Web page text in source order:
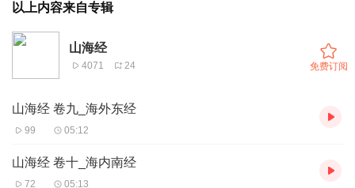
以上内容来自专辑
山海经
4071 24 免费订阅
山海经 卷九_海外东经
99 05:12
山海经 卷十_海内南经
72 05:13